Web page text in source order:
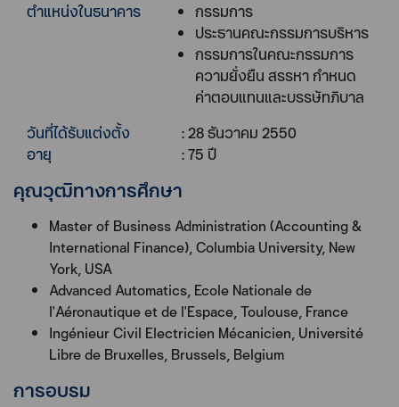
ตำแหน่งในธนาคาร
กรรมการ
ประธานคณะกรรมการบริหาร
กรรมการในคณะกรรมการ
ความยั่งยืน สรรหา กำหนด
ค่าตอบแทนและบรรษัทภิบาล
วันที่ได้รับแต่งตั้ง
: 28 ธันวาคม 2550
อายุ
: 75 ปี
คุณวุฒิทางการศึกษา
Master of Business Administration (Accounting &
International Finance), Columbia University, New
York, USA
Advanced Automatics, Ecole Nationale de
l'Aéronautique et de l'Espace, Toulouse, France
Ingénieur Civil Electricien Mécanicien, Université
Libre de Bruxelles, Brussels, Belgium
การอบรม